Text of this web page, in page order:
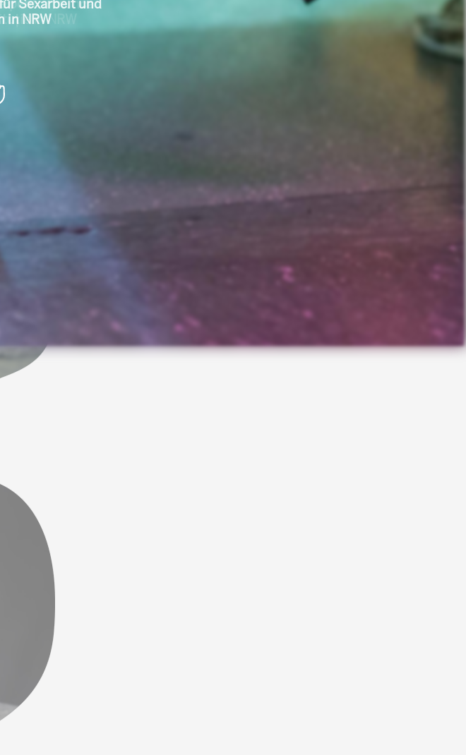
und Prostitution in
pentru munca
în NRW